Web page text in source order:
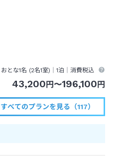
おとな1名 (2名1室)｜1泊 ｜消費税込
43,200円〜196,100円
すべてのプランを見る（117）